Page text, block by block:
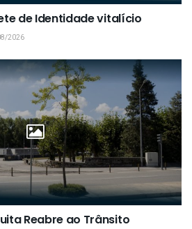
de Identidade vitalício
2026
Reabre ao Trânsito